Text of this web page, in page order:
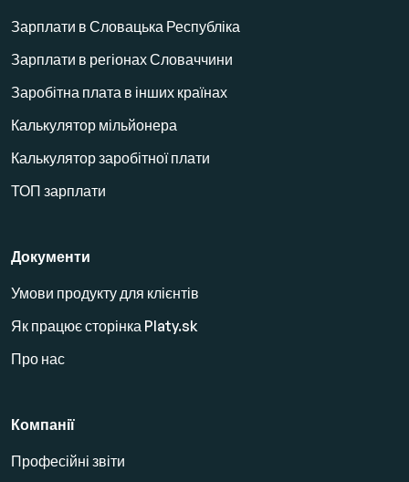
Зарплати в Словацька Республіка
Зарплати в регіонах Словаччини
Заробітна плата в інших країнах
Калькулятор мільйонера
Калькулятор заробітної плати
ТОП зарплати
Документи
Умови продукту для клієнтів
Як працює сторінка Platy.sk
Про нас
Компанії
Професійні звіти